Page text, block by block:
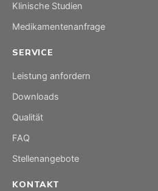
Klinische Studien
Medikamentenanfrage
SERVICE
Leistung anfordern
Downloads
Qualität
FAQ
Stellenangebote
KONTAKT